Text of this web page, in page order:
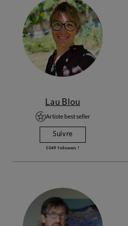
Lau Blou
Artiste best seller
Suivre
1049 followers !